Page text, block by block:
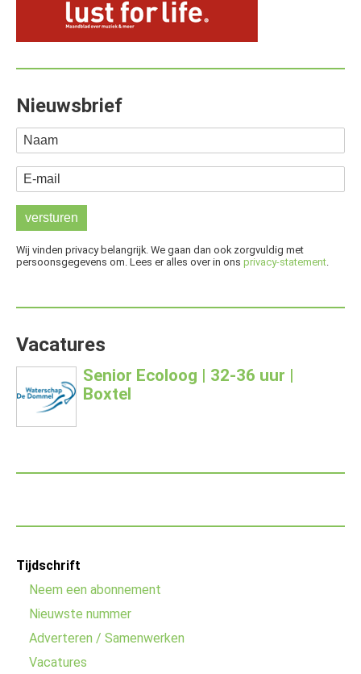
Nieuwsbrief
Naam
E-mail
Wij vinden privacy belangrijk. We gaan dan ook zorgvuldig met
persoonsgegevens om. Lees er alles over in ons privacy-statement.
Vacatures
Senior Ecoloog | 32-36 uur |
Boxtel
Footer
menu
Tijdschrift
Neem een abonnement
Nieuwste nummer
Adverteren / Samenwerken
Vacatures